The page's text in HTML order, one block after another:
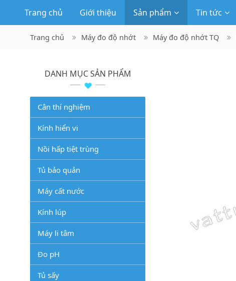
Trang chủ Giới thiệu Sản phẩm Tin tức
Trang chủ Máy đo độ nhớt Máy đo độ nhớt TQ
DANH MỤC SẢN PHẨM
Cân thí nghiệm
Kính hiển vi
Nồi hấp tiệt trùng
Tủ bảo quản
Máy cất nước
Kính lúp
Máy li tâm
Đo pH
Tủ sấy